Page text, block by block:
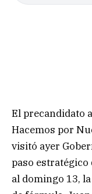
El precandidato
Hacemos por
visitó ayer
paso
al domingo 13,